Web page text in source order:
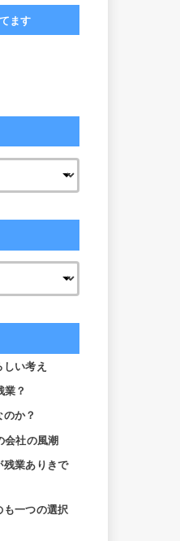
ます
い考え
業？
か？
会社の風潮
残業ありきで
も一つの選択